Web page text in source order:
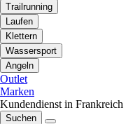
Trailrunning
Laufen
Klettern
Wassersport
Angeln
Outlet
Marken
Kundendienst in Frankreich
Suchen